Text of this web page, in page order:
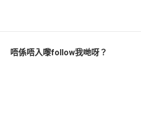
唔係唔入嚟follow我哋呀？